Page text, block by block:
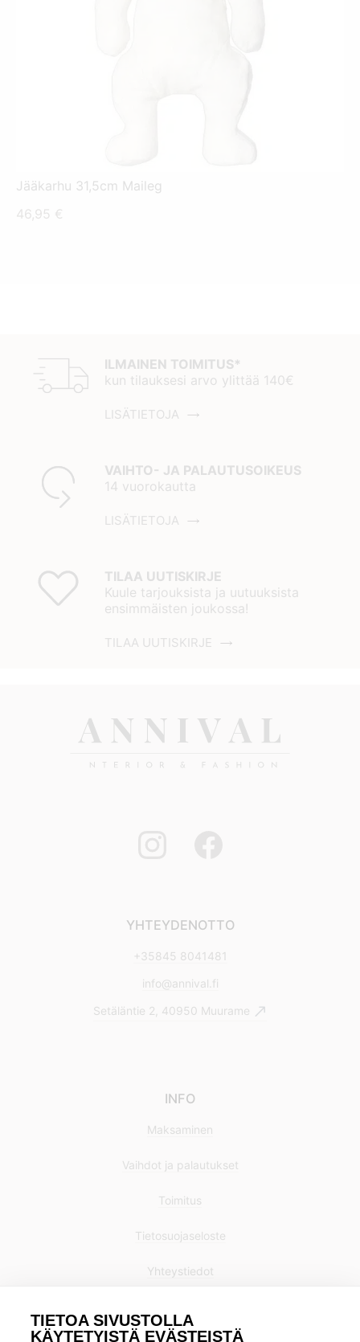
TIETOA SIVUSTOLLA
KÄYTETYISTÄ EVÄSTEISTÄ
Jääkarhu 31,5cm Maileg
46,95 €
ILMAINEN TOIMITUS*
kun tilauksesi arvo ylittää 140€
LISÄTIETOJA
VAIHTO- JA PALAUTUSOIKEUS
14 vuorokautta
LISÄTIETOJA
TILAA UUTISKIRJE
Kuule tarjouksista ja uutuuksista
ensimmäisten joukossa!
TILAA UUTISKIRJE
YHTEYDENOTTO
+35845 8041481
info@annival.fi
Setäläntie 2, 40950 Muurame
INFO
Maksaminen
Vaihdot ja palautukset
Toimitus
Tietosuojaseloste
Yhteystiedot